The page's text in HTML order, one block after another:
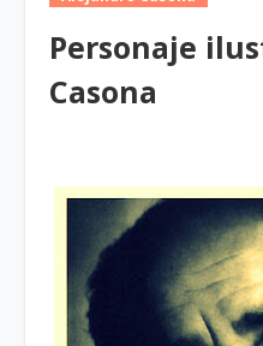
Personaje
Casona